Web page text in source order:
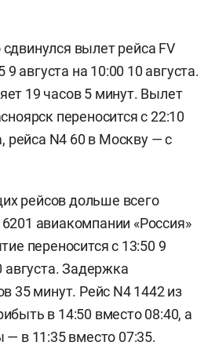
вылет рейса FV
9 августа на 10:00 10 августа.
19 часов 5 минут. Вылет
переносится с 22:10
рейса N4 60 в Москву — с
рейсов дольше всего
авиакомпании «Россия»
переносится с 13:50 9
августа. Задержка
35 минут. Рейс N4 1442 из
в 14:50 вместо 08:40, а
— в 11:35 вместо 07:35.